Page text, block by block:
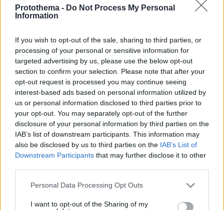
Protothema - Do Not Process My Personal
Information
If you wish to opt-out of the sale, sharing to third parties, or
processing of your personal or sensitive information for
targeted advertising by us, please use the below opt-out
section to confirm your selection. Please note that after your
opt-out request is processed you may continue seeing
interest-based ads based on personal information utilized by
us or personal information disclosed to third parties prior to
your opt-out. You may separately opt-out of the further
disclosure of your personal information by third parties on the
IAB’s list of downstream participants. This information may
also be disclosed by us to third parties on the IAB’s List of
Downstream Participants that may further disclose it to other
Please note that this website/app uses one or more Google
not limited to your visit or usage behaviour. You may click to
Personal Data Processing Opt Outs
I want to opt-out of the Sharing of my
Ιερός Ναός Αναλήψεως και το Intercontinental
προσέφεραν στέγη και υποδομές», μου